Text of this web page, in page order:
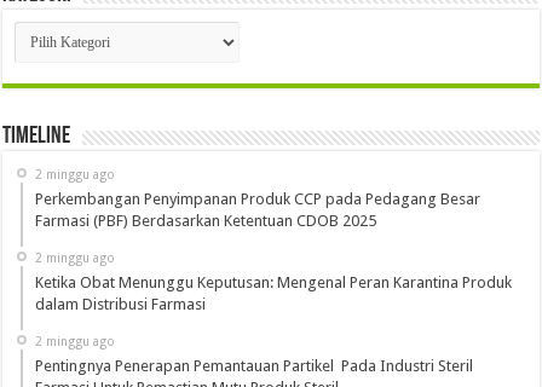
Kategori
Timeline
2 minggu ago
Perkembangan Penyimpanan Produk CCP pada Pedagang Besar
Farmasi (PBF) Berdasarkan Ketentuan CDOB 2025
2 minggu ago
Ketika Obat Menunggu Keputusan: Mengenal Peran Karantina Produk
dalam Distribusi Farmasi
2 minggu ago
Pentingnya Penerapan Pemantauan Partikel Pada Industri Steril